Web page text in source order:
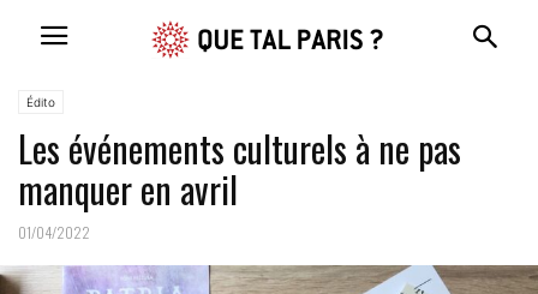
Édito
Les événements culturels à ne pas
manquer en avril
01/04/2022